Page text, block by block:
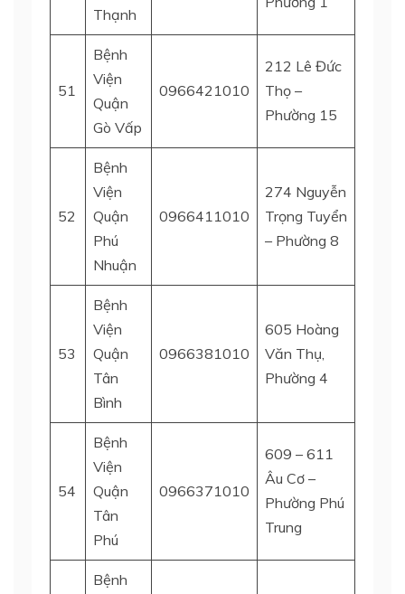
Thạnh
51
Bệnh
Viện
Quận
Gò Vấp
0966421010
212 Lê Đức
Thọ –
Phường 15
52
Bệnh
Viện
Quận
Phú
Nhuận
0966411010
274 Nguyễn
Trọng Tuyển
– Phường 8
53
Bệnh
Viện
Quận
Tân
Bình
0966381010
605 Hoàng
Văn Thụ,
Phường 4
54
Bệnh
Viện
Quận
Tân
Phú
0966371010
609 – 611
Âu Cơ –
Phường Phú
Trung
Bệnh